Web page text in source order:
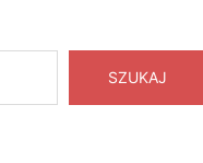
SZUKAJ